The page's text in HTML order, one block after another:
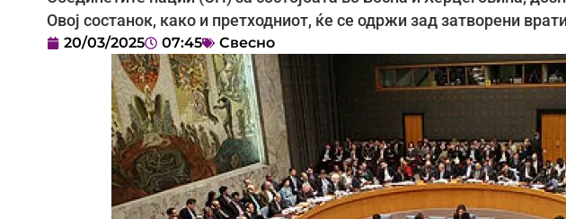
Овој состанок, како и претходниот, ќе се одржи зад затворени
20/03/2025 07:45 Свесно